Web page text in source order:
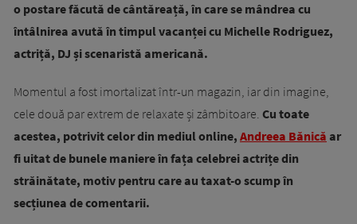
o postare făcută de cântăreață, în care se mândrea cu
întâlnirea avută în timpul vacanței cu Michelle Rodriguez,
actriță, DJ și scenaristă americană.
Momentul a fost imortalizat într-un magazin, iar din imagine,
cele două par extrem de relaxate și zâmbitoare. Cu toate
acestea, potrivit celor din mediul online, Andreea Bănică ar
fi uitat de bunele maniere în fața celebrei actrițe din
străinătate, motiv pentru care au taxat-o scump în
secțiunea de comentarii.